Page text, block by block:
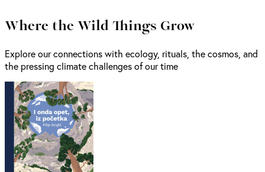
Where the Wild Things Grow
Explore our connections with ecology, rituals, the cosmos, and
the pressing climate challenges of our time